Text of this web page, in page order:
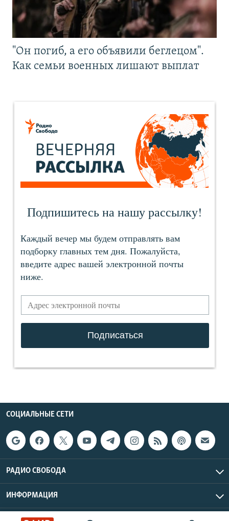
"Он погиб, а его объявили беглецом".
Как семьи военных лишают выплат
СОЦИАЛЬНЫЕ СЕТИ
РАДИО СВОБОДА
ИНФОРМАЦИЯ